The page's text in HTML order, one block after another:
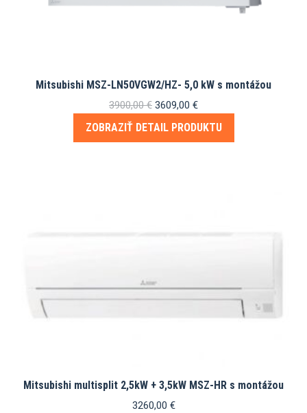
Mitsubishi MSZ-LN50VGW2/HZ- 5,0 kW s montážou
3900,00€ Pôvodná
cena
3609,00 €Aktuálna
cena
ZOBRAZIŤ DETAIL PRODUKTU
Mitsubishi multisplit 2,5kW + 3,5kW MSZ-HR s montážou
3260,00 €